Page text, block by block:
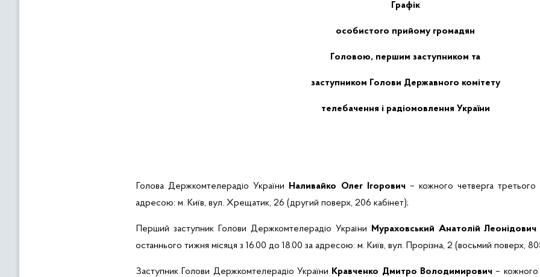
Графік
особистого прийому громадян
Головою, першим заступником та
заступником Голови Державного комітету
телебачення і радіомовлення України
Голова Держкомтелерадіо України Наливайко Олег Ігорович – кожного четверга
адресою: м. Київ, вул. Хрещатик, 26 (другий поверх, 206 кабінет);
Перший заступник Голови Держкомтелерадіо України Мураховський Анатолій Леонідович
останнього тижня місяця з 16.00 до 18.00 за адресою: м. Київ, вул. Прорізна, 2 (восьмий поверх,
Заступник Голови Держкомтелерадіо України Кравченко Дмитро Володимирович – кожного